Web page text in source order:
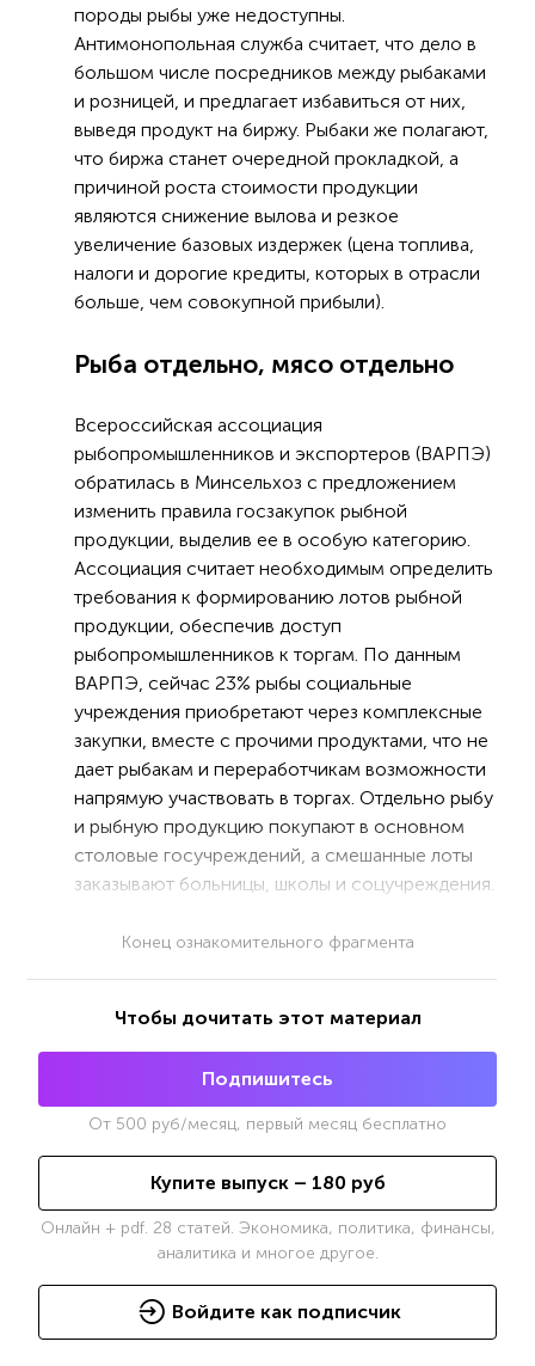
породы рыбы уже недоступны.
Антимонопольная служба считает, что дело в
большом числе посредников между рыбаками
и розницей, и предлагает избавиться от них,
выведя продукт на биржу. Рыбаки же полагают,
что биржа станет очередной прокладкой, а
причиной роста стоимости продукции
являются снижение вылова и резкое
увеличение базовых издержек (цена топлива,
налоги и дорогие кредиты, которых в отрасли
больше, чем совокупной прибыли).
Рыба отдельно, мясо отдельно
Всероссийская ассоциация
рыбопромышленников и экспортеров (ВАРПЭ)
обратилась в Минсельхоз с предложением
изменить правила госзакупок рыбной
продукции, выделив ее в особую категорию.
Ассоциация считает необходимым определить
требования к формированию лотов рыбной
продукции, обеспечив доступ
рыбопромышленников к торгам. По данным
ВАРПЭ, сейчас 23% рыбы социальные
учреждения приобретают через комплексные
закупки, вместе с прочими продуктами, что не
дает рыбакам и переработчикам возможности
напрямую участвовать в торгах. Отдельно рыбу
и рыбную продукцию покупают в основном
столовые госучреждений, а смешанные лоты
заказывают больницы, школы и соцучреждения.
Конец ознакомительного фрагмента
Чтобы дочитать этот материал
Подпишитесь
От 500 руб/месяц, первый месяц бесплатно
Купите выпуск – 180 руб
Онлайн + pdf. 28 статей. Экономика, политика, финансы,
аналитика и многое другое.
Войдите как подписчик